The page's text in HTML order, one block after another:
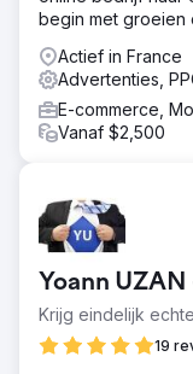
begin met groeien
Actief in France
Advertenties,
E-commerce,
Vanaf $2,500
Yoann
Krijg eindelijk
19